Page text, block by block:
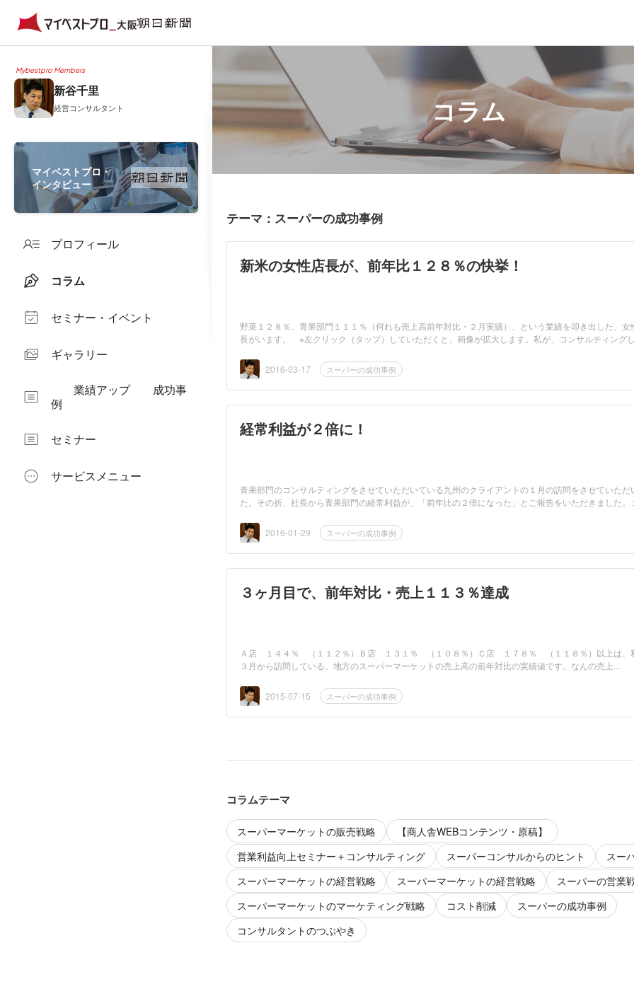
Mybestpro Members
新谷千里
経営コンサルタント
マイベストプロ・
インタビュー
プロフィール
コラム
セミナー・イベント
ギャラリー
業績アップ 成功事
例
セミナー
サービスメニュー
コラム
テーマ：スーパーの成功事例
新米の女性店長が、前年比１２８％の快挙！
野菜１２８％、青果部門１１１％（何れも売上高前年対比・２月実績）、という業績を叩き出した、女
長がいます。 ※左クリック（タップ）していただくと、画像が拡大します。私が、コンサルティング
2016-03-17 スーパーの成功事例
経常利益が２倍に！
青果部門のコンサルティングをさせていただいている九州のクライアントの１月の訪問をさせていただ
た。その折、社長から青果部門の経常利益が、「前年比の２倍になった」とご報告をいただきました。
2016-01-29
スーパーの成功事例
３ヶ月目で、前年対比・売上１１３％達成
Ａ店 １４４％ （１１２％）Ｂ店 １３１％ （１０８％）Ｃ店 １７８％ （１１８％）以上は、
３月から訪問している、地方のスーパーマーケットの売上高の前年対比の実績値です。なんの売上...
2015-07-15 スーパーの成功事例
コラムテーマ
スーパーマーケットの販売戦略
【商人舎WEBコンテンツ・原稿】
営業利益向上セミナー＋コンサルティング
スーパーコンサルからのヒント
スー
スーパーマーケットの経営戦略
スーパーマーケットの経営戦略
スーパーの営業
スーパーマーケットのマーケティング戦略
コスト削減
スーパーの成功事例
コンサルタントのつぶやき